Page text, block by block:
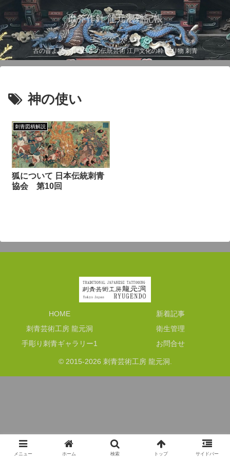
磨斧作針 龍元洞雑記帳
古の昔より伝わる日本の伝統芸術 江戸文化の粋 彫り物 刺青
神の使い
刺青図柄解説
狐について 日本伝統刺青
協会 第10回
HOME
新着記事
刺青芸術工房 龍元洞
衛生管理
手彫り刺青ギャラリー1
お問合せ
© 2015-2026 刺青芸術工房 龍元洞.
メニュー ホーム 検索 トップ サイドバー